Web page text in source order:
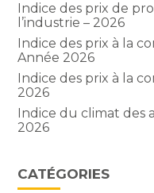
Indice des prix de
l’industrie – 2026
Indice des prix à la
Année 2026
Indice des prix à la
2026
Indice du climat des
2026
CATÉGORIES